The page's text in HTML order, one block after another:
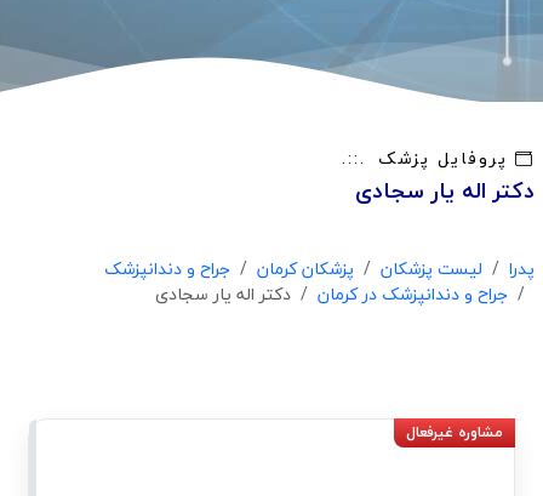
پروفایل پزشک
دکتر اله یار سجادی
پدرا لیست پزشکان پزشکان کرمان
جراح و دندانپزشک
جراح و دندانپزشک در کرمان
دکتر اله یار سجادی